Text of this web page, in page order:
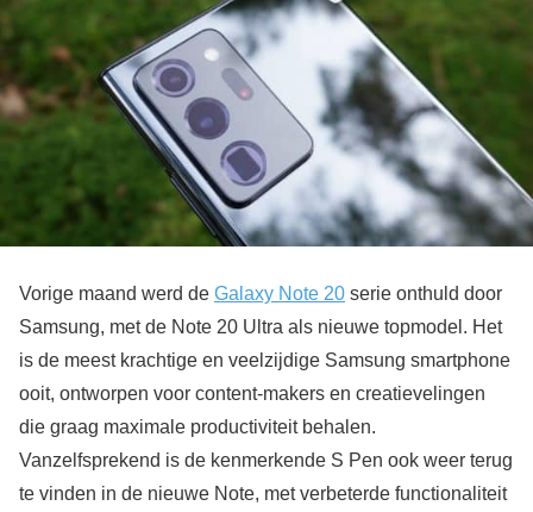
Vorige maand werd de Galaxy Note 20 serie onthuld door
Samsung, met de Note 20 Ultra als nieuwe topmodel. Het
is de meest krachtige en veelzijdige Samsung smartphone
ooit, ontworpen voor content-makers en creatievelingen
die graag maximale productiviteit behalen.
Vanzelfsprekend is de kenmerkende S Pen ook weer terug
te vinden in de nieuwe Note, met verbeterde functionaliteit